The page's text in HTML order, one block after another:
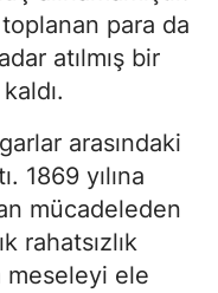
para da
atılmış bir
arasındaki
1869 yılına
mücadeleden
rahatsızlık
meseleyi ele